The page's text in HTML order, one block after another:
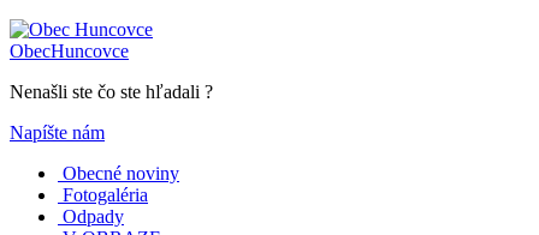
ObecHuncovce
Nenašli ste čo ste hľadali ?
Napíšte nám
Obecné noviny
Fotogaléria
Odpady